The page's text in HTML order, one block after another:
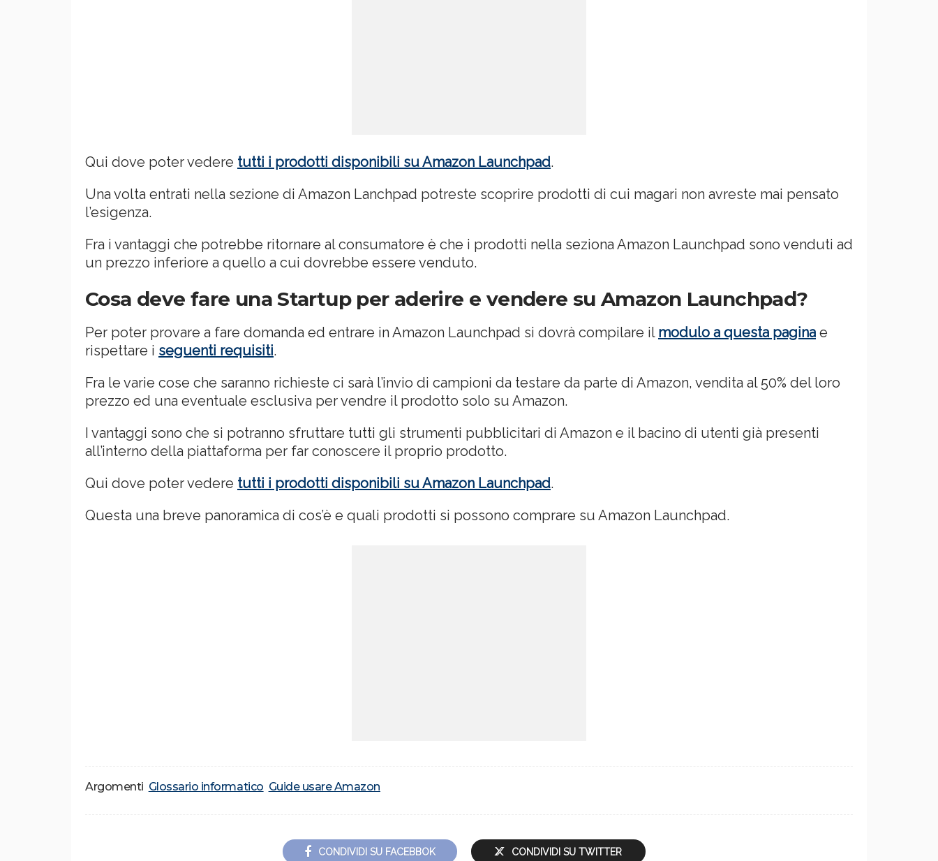
Qui dove poter vedere tutti i prodotti disponibili su Amazon Launchpad.
Una volta entrati nella sezione di Amazon Lanchpad potreste scoprire prodotti di cui magari non avreste mai pensato
l’esigenza.
Fra i vantaggi che potrebbe ritornare al consumatore è che i prodotti nella seziona Amazon Launchpad sono venduti ad
un prezzo inferiore a quello a cui dovrebbe essere venduto.
Cosa deve fare una Startup per aderire e vendere su Amazon Launchpad?
Per poter provare a fare domanda ed entrare in Amazon Launchpad si dovrà compilare il modulo a questa pagina e
rispettare i seguenti requisiti.
Fra le varie cose che saranno richieste ci sarà l’invio di campioni da testare da parte di Amazon, vendita al 50% del loro
prezzo ed una eventuale esclusiva per vendre il prodotto solo su Amazon.
I vantaggi sono che si potranno sfruttare tutti gli strumenti pubblicitari di Amazon e il bacino di utenti già presenti
all’interno della piattaforma per far conoscere il proprio prodotto.
Qui dove poter vedere tutti i prodotti disponibili su Amazon Launchpad.
Questa una breve panoramica di cos’è e quali prodotti si possono comprare su Amazon Launchpad.
Argomenti Glossario informatico Guide usare Amazon
CONDIVIDI SU FACEBBOK CONDIVIDI SU TWITTER